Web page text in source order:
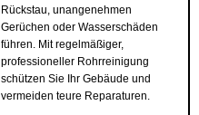
Rückstau, unangenehmen
Gerüchen oder Wasserschäden
führen. Mit regelmäßiger,
professioneller Rohrreinigung
schützen Sie Ihr Gebäude und
vermeiden teure Reparaturen.